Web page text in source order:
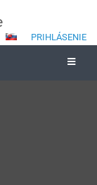
PRIHLÁSENIE